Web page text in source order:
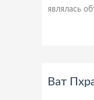
являлась
Ват